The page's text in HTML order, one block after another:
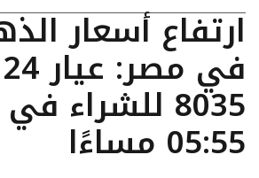
ارتفاع أسعار
8035 للشراء
05:55 مساءًا